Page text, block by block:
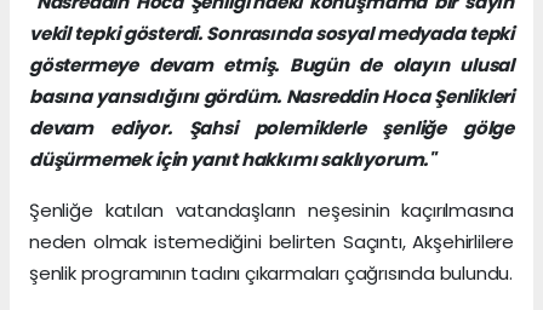
vekil tepki gösterdi. Sonrasında sosyal medyada tepki
göstermeye devam etmiş. Bugün de olayın ulusal
basına yansıdığını gördüm. Nasreddin Hoca Şenlikleri
devam ediyor. Şahsi polemiklerle şenliğe gölge
düşürmemek için yanıt hakkımı saklıyorum."
Şenliğe katılan vatandaşların neşesinin kaçırılmasına
neden olmak istemediğini belirten Saçıntı, Akşehirlilere
şenlik programının tadını çıkarmaları çağrısında bulundu.